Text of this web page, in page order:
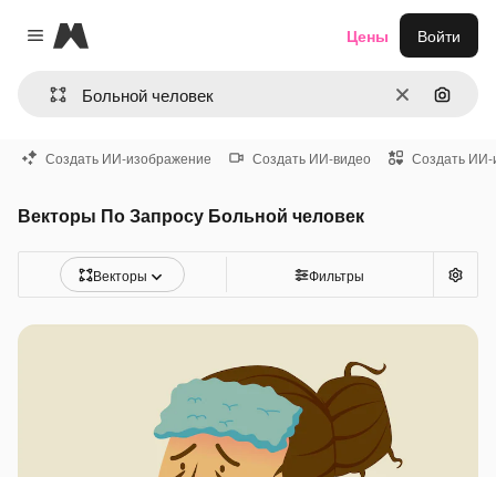
Close menu
Magnific
ОчиститьПоиск
Цены Войти
Создать ИИ-изображение Создать ИИ-видео Создать ИИ-
Векторы По Запросу Больной человек
Векторы Фильтры